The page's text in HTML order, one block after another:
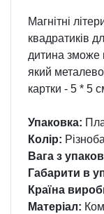
Магнітні
квадратиків
дитина зможе
який
картки - 5 * 5
Упаковка:
Колір:
Вага з
Габарити в
Країна
Матеріал: